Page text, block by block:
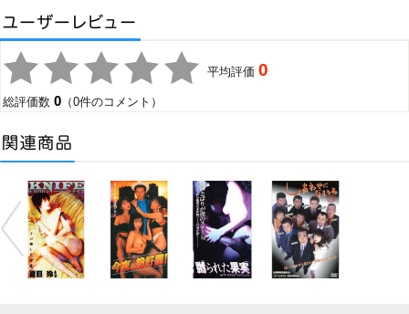
平均評価0
総評価数0 （0件のコメント）